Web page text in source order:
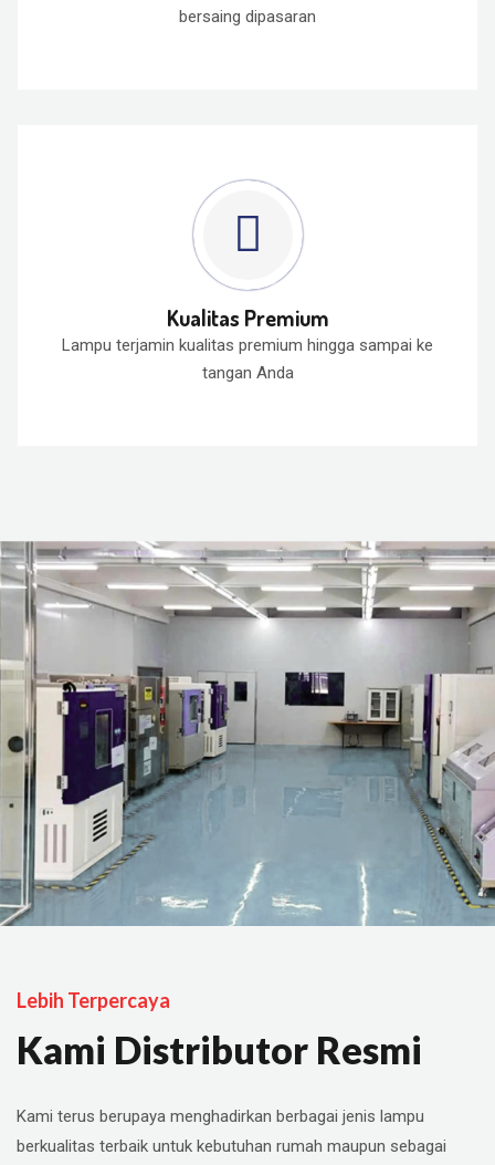
bersaing dipasaran
Kualitas Premium
Lampu terjamin kualitas premium hingga sampai ke
tangan Anda
Lebih Terpercaya
Kami Distributor Resmi
Kami terus berupaya menghadirkan berbagai jenis lampu
berkualitas terbaik untuk kebutuhan rumah maupun sebagai